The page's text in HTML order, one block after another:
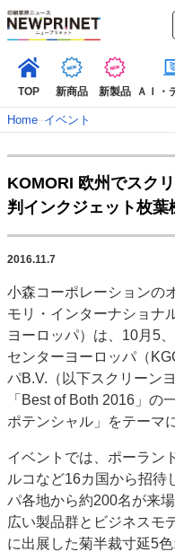
TOP 新商品 新製品 ＡＩ・
TOP
新着記事 特集
インタビュー
コレク
SDGs・地域
ポストプレス
市場・統計
人事・移転・異
特集記事カテゴリー一覧
特集・デジタル印刷 アイデアで
JAPAN PACK 2023 特集
中古
特集・デジタル印刷 ～ 新成長
案内
発刊案内
JFPI印刷用
Home–イベント
KOMORI 欧州でスク
判インクジェット枚葉
2016.11.7
小森コーポレーションの
モリ・インターナショナ
ヨーロッパ）は、10月5
センターヨーロッパ（
パB.V.（以下スクリーン
「Best of Both 2016」の
ポテンシャル」をテーマ
イベントでは、ポーラン
ルコなど16カ国から招待
パ各地から約200名が来
広い製品群とビジネスモ
に出展した菊半裁寸延5